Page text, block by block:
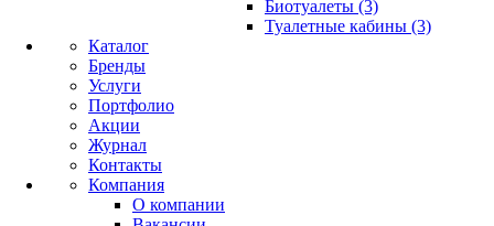
Биотуалеты (3)
Туалетные кабины (3)
Каталог
Бренды
Услуги
Портфолио
Акции
Журнал
Контакты
Компания
О компании